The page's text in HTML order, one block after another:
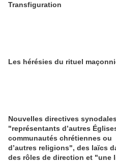
Transfiguration
Les hérésies du rituel
Nouvelles directives
"représentants d’autres
communautés chrétiennes ou
d’autres religions", des laïcs
des rôles de direction et "une